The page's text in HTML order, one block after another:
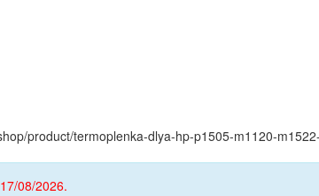
product/termoplenka-dlya-hp-p1505-m1120-
08/2026.